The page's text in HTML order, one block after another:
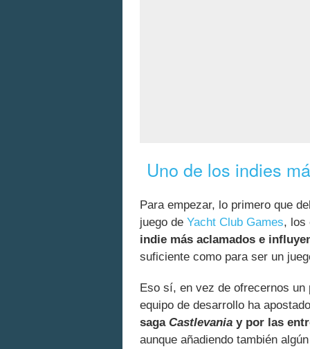
Uno de los indies
Para empezar, lo primero que
juego de Yacht Club Games, los
indie más aclamados e
suficiente como para ser un
Eso sí, en vez de ofrecernos
equipo de desarrollo ha
saga Castlevania y por las
aunque añadiendo también